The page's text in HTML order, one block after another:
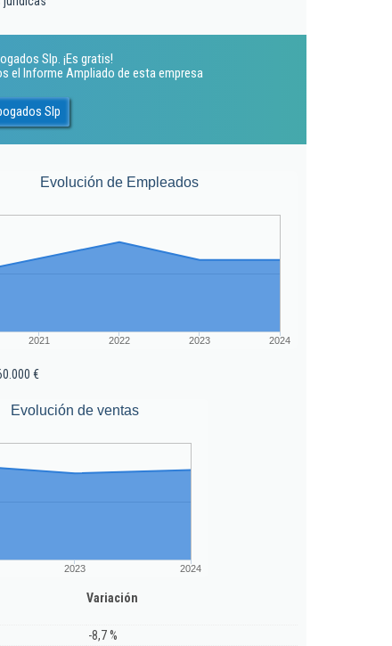
Slp. ¡Es gratis!
el Informe Ampliado de esta empresa
Slp
Evolución de Empleados
2021 2022 2023 2024
€
Evolución de ventas
2023 2024
Variación
-8,7 %